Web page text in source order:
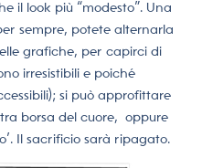
il look più “modesto”. Una
sempre, potete alternarla
grafiche, per capirci di
irresistibili e poiché
si può approfittare
borsa del cuore, oppure
Il sacrificio sarà ripagato.